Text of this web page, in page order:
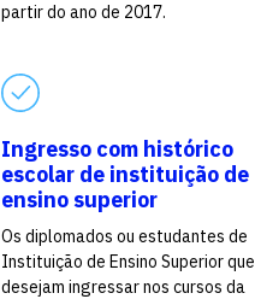
partir do ano de 2017.
Ingresso com histórico
escolar de instituição de
ensino superior
Os diplomados ou estudantes de
Instituição de Ensino Superior que
desejam ingressar nos cursos da